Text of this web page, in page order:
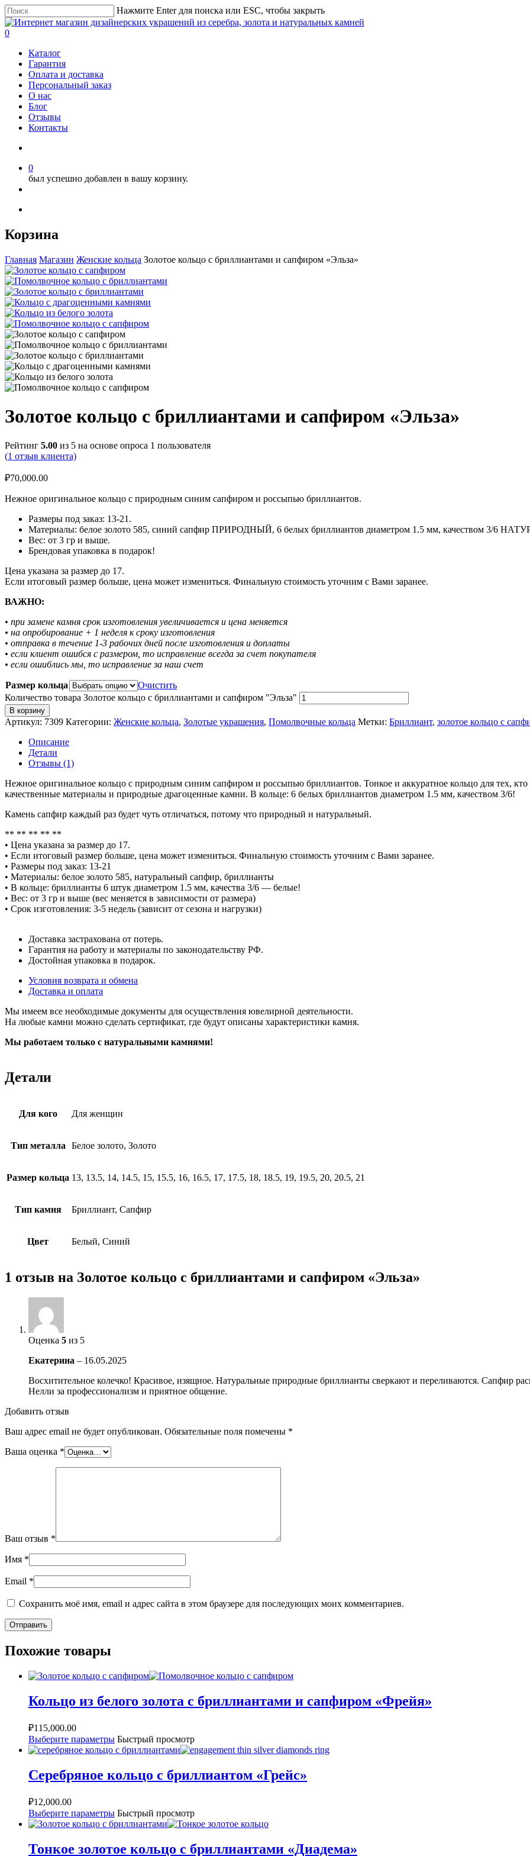
Нажмите Enter для поиска или ESC, чтобы закрыть
0
Каталог
Гарантия
Оплата и доставка
Персональный заказ
О нас
Блог
Отзывы
Контакты
0
был успешно добавлен в вашу корзину.
Корзина
Главная Магазин Женские кольца Золотое кольцо с бриллиантами и сапфиром «Эльза»
Золотое кольцо с бриллиантами и сапфиром «Эльза»
Рейтинг 5.00 из 5 на основе опроса 1 пользователя
(1 отзыв клиента)
₽70,000.00
Нежное оригинальное кольцо с природным синим сапфиром и россыпью бриллиантов.
Размеры под заказ: 13-21.
Материалы: белое золото 585, синий сапфир ПРИРОДНЫЙ, 6 белых бриллиантов диаметром 1.5 мм, качеством 3/6
Вес: от 3 гр и выше.
Брендовая упаковка в подарок!
Цена указана за размер до 17.
Если итоговый размер больше, цена может измениться. Финальную стоимость уточним с Вами заранее.
ВАЖНО:
• при замене камня срок изготовления увеличивается и цена меняется
• на опробирование + 1 неделя к сроку изготовления
• отправка в течение 1-3 рабочих дней после изготовления и доплаты
• если клиент ошибся с размером, то исправление всегда за счет покупателя
• если ошиблись мы, то исправление за наш счет
Размер кольца
Очистить
Количество товара Золотое кольцо с бриллиантами и сапфиром "Эльза"
В корзину
Артикул: 7309 Категории: Женские кольца, Золотые украшения, Помолвочные кольца Метки: Бриллиант, золотое кольцо с
Описание
Детали
Отзывы (1)
Нежное оригинальное кольцо с природным синим сапфиром и россыпью бриллиантов. Тонкое и аккуратное кольцо для тех,
качественные материалы и природные драгоценные камни. В кольце: 6 белых бриллиантов диаметром 1.5 мм, качеством 3/6!
Камень сапфир каждый раз будет чуть отличаться, потому что природный и натуральный.
** ** ** ** **
• Цена указана за размер до 17.
• Если итоговый размер больше, цена может измениться. Финальную стоимость уточним с Вами заранее.
• Размеры под заказ: 13-21
• Материалы: белое золото 585, натуральный сапфир, бриллианты
• В кольце: бриллианты 6 штук диаметром 1.5 мм, качества 3/6 — белые!
• Вес: от 3 гр и выше (вес меняется в зависимости от размера)
• Срок изготовления: 3-5 недель (зависит от сезона и нагрузки)
Доставка застрахована от потерь.
Гарантия на работу и материалы по законодательству РФ.
Достойная упаковка в подарок.
Условия возврата и обмена
Доставка и оплата
Мы имеем все необходимые документы для осуществления ювелирной деятельности.
На любые камни можно сделать сертификат, где будут описаны характеристики камня.
Мы работаем только с натуральными камнями!
Детали
Для кого Для женщин
Тип металла Белое золото, Золото
Размер кольца 13, 13.5, 14, 14.5, 15, 15.5, 16, 16.5, 17, 17.5, 18, 18.5, 19, 19.5, 20, 20.5, 21
Тип камня Бриллиант, Сапфир
Цвет Белый, Синий
1 отзыв на Золотое кольцо с бриллиантами и сапфиром «Эльза»
Оценка 5 из 5
Екатерина – 16.05.2025
Восхитительное колечко! Красивое, изящное. Натуральные природные бриллианты сверкают и переливаются. Сапфир
Нелли за профессионализм и приятное общение.
Добавить отзыв
Ваш адрес email не будет опубликован. Обязательные поля помечены *
Ваша оценка *
Ваш отзыв *
Имя *
Email *
Сохранить моё имя, email и адрес сайта в этом браузере для последующих моих комментариев.
Похожие товары
Кольцо из белого золота с бриллиантами и сапфиром «Фрейя»
₽115,000.00
Выберите параметры Быстрый просмотр
Серебряное кольцо с бриллиантом «Грейс»
₽12,000.00
Выберите параметры Быстрый просмотр
Тонкое золотое кольцо с бриллиантами «Диадема»